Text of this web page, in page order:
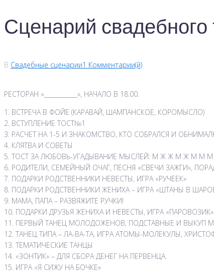
Сценарий
В Свадебные сценарии1 Комментарии(й)
РЕСТОРАН «___________», НАЧАЛО В 18.00.
1. ВСТРЕЧА В ФОЙЕ (КАРАВАЙ, ШАМПАНСКОЕ, КОРОМЫСЛО)
2. ВСТУПЛЕНИЕ ТОСТ№1
3. РАСЧЕТ НА 1-5 И ЗНАКОМСТВО, КТО СОБРАЛСЯ И
4. КЛЯТВА И СОВЕТЫ
5. ТОСТ ЗА ЛЮБОВЬ-УГАДЫВАНИЕ МЫСЛЕЙ: М Ж Ж М Ж М М М
6. РОДИТЕЛИ, СЕМЕЙНЫЙ ОЧАГ, ПЕСНЯ «СВЕЧИ ЗАЖГИ»,
7. ПОДАРКИ РОДСТВЕННИКИ НЕВЕСТЫ, ИГРА «РУЧЕЕК»
8. ПОДАРКИ РОДСТВЕННИКИ ЖЕНИХА – ИГРА «ШТАНЫ В
9. МАМА, ПАПА – РАЗВЯЖИТЕ РУЧКИ!
10. ПОДАРКИ ДРУЗЬЯ ЖЕНИХА И НЕВЕСТЫ, ИГРА «ПАРОВОЗИК»
11. ПЕРВЫЙ ТАНЕЦ МОЛОДОЖЕНОВ, ПОДСТАВНЫЕ И ВЫКУП
12. ТАНЕЦ ТИПА – ЛА-ВА-ТА, ИГРА АТОМЫ-МОЛЕКУЛЫ,
13. ТЕМАТИЧЕСКИЕ ТАНЦЫ
14. «ЗОНТИК» – ДЛЯ СБОРА ДЕНЕГ НА ПЕРВЕНЦА.
15. ИГРА «Я СИЖУ НА БОЧКЕ»